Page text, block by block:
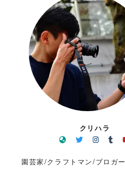
クリハラ
園芸家/クラフトマン/ブロガー